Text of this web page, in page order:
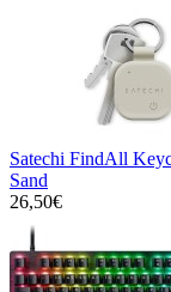
Satechi FindAll
Sand
26,50€